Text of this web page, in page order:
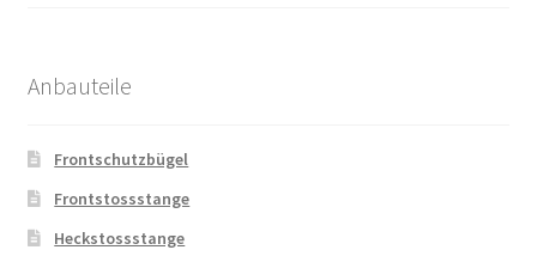
Anbauteile
Frontschutzbügel
Frontstossstange
Heckstossstange